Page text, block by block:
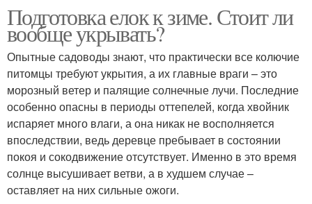
Подготовка елок к зиме. Стоит ли
вообще укрывать?
Опытные садоводы знают, что практически все колючие
питомцы требуют укрытия, а их главные враги – это
морозный ветер и палящие солнечные лучи. Последние
особенно опасны в периоды оттепелей, когда хвойник
испаряет много влаги, а она никак не восполняется
впоследствии, ведь деревце пребывает в состоянии
покоя и сокодвижение отсутствует. Именно в это время
солнце высушивает ветви, а в худшем случае –
оставляет на них сильные ожоги.